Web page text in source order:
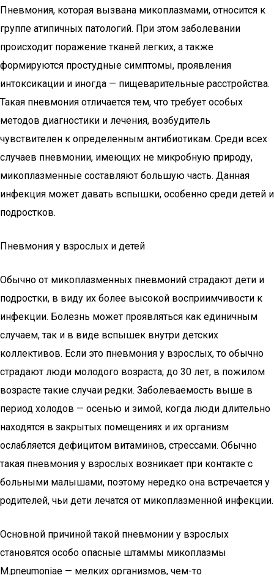
Пневмония, которая вызвана микоплазмами, относится к
группе атипичных патологий. При этом заболевании
происходит поражение тканей легких, а также
формируются простудные симптомы, проявления
интоксикации и иногда — пищеварительные расстройства.
Такая пневмония отличается тем, что требует особых
методов диагностики и лечения, возбудитель
чувствителен к определенным антибиотикам. Среди всех
случаев пневмонии, имеющих не микробную природу,
микоплазменные составляют большую часть. Данная
инфекция может давать вспышки, особенно среди детей и
подростков.
Пневмония у взрослых и детей
Обычно от микоплазменных пневмоний страдают дети и
подростки, в виду их более высокой восприимчивости к
инфекции. Болезнь может проявляться как единичным
случаем, так и в виде вспышек внутри детских
коллективов. Если это пневмония у взрослых, то обычно
страдают люди молодого возраста; до 30 лет, в пожилом
возрасте такие случаи редки. Заболеваемость выше в
период холодов — осенью и зимой, когда люди длительно
находятся в закрытых помещениях и их организм
ослабляется дефицитом витаминов, стрессами. Обычно
такая пневмония у взрослых возникает при контакте с
больными малышами, поэтому нередко она встречается у
родителей, чьи дети лечатся от микоплазменной инфекции.
Основной причиной такой пневмонии у взрослых
становятся особо опасные штаммы микоплазмы
M.pneumoniae — мелких организмов, чем-то